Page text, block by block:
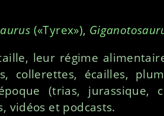
( Tyrex ),
leur régime
collerettes, écailles,
(trias, jurassique,
vidéos et podcasts.